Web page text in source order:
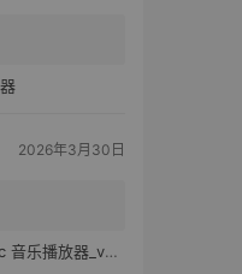
2026年3月30日
播放器_v6.6.0